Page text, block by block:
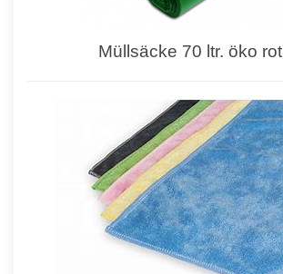
Müllsäcke 70 ltr. öko rot